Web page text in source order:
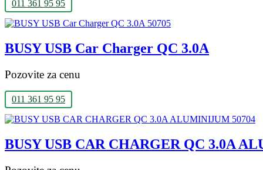
011 361 95 95
BUSY USB Car Charger QC 3.0A
Pozovite za cenu
011 361 95 95
BUSY USB CAR CHARGER QC 3.0A